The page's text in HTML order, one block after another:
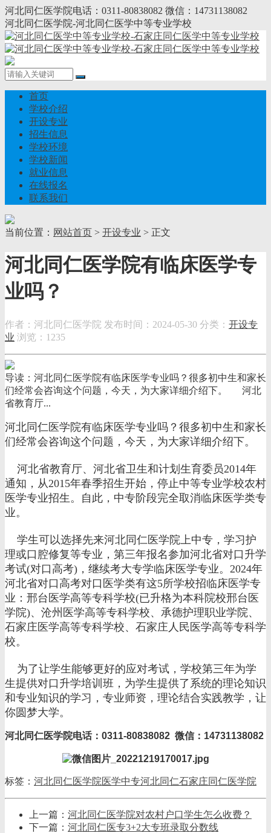
河北同仁医学院电话：0311-80838082 微信：14731138082
河北同仁医学院-河北同仁医学中等专业学校
首页
学校介绍
开设专业
招生信息
学校环境
学校新闻
就业信息
在线报名
联系我们
当前位置： 网站首页 > 开设专业 > 正文
河北同仁医学院有临床医学专
业吗？
作者：河北同仁医学院 发布时间：2024-05-30 分类： 开设专
业 浏览：1235
导读：河北同仁医学院有临床医学专业吗？很多初中生和家长
们经常会咨询这个问题，今天，为大家详细介绍下。 河北
省教育厅...
河北同仁医学院有临床医学专业吗？很多初中生和家长
们经常会咨询这个问题，今天，为大家详细介绍下。
河北省教育厅、河北省卫生和计划生育委员2014年
通知，从2015年春季招生开始，停止中等专业学校农村
医学专业招生。自此，中专阶段完全取消临床医学类专
业。
学生可以选择先来河北同仁医学院上中专，学习护
理或口腔修复等专业，第三年报名参加河北省对口升学
考试(对口高考)，继续考大专学临床医学专业。2024年
河北省对口高考对口医学类有这5所学校招临床医学专
业：邢台医学高等专科学校(已升格为本科院校邢台医
学院)、沧州医学高等专科学校、承德护理职业学院、
石家庄医学高等专科学校、石家庄人民医学高等专科学
校。
为了让学生能够更好的应对考试，学校第三年为学
生提供对口升学培训班，为学生提供了系统的理论知识
和专业知识的学习，专业师资，理论结合实践教学，让
你圆梦大学。
河北同仁医学院电话：0311-80838082 微信：14731138082
标签： 河北同仁医学院医学中专河北同仁石家庄同仁医学院
上一篇： 河北同仁医学院对农村户口学生怎么收费？
下一篇： 河北同仁医专3+2大专班录取分数线